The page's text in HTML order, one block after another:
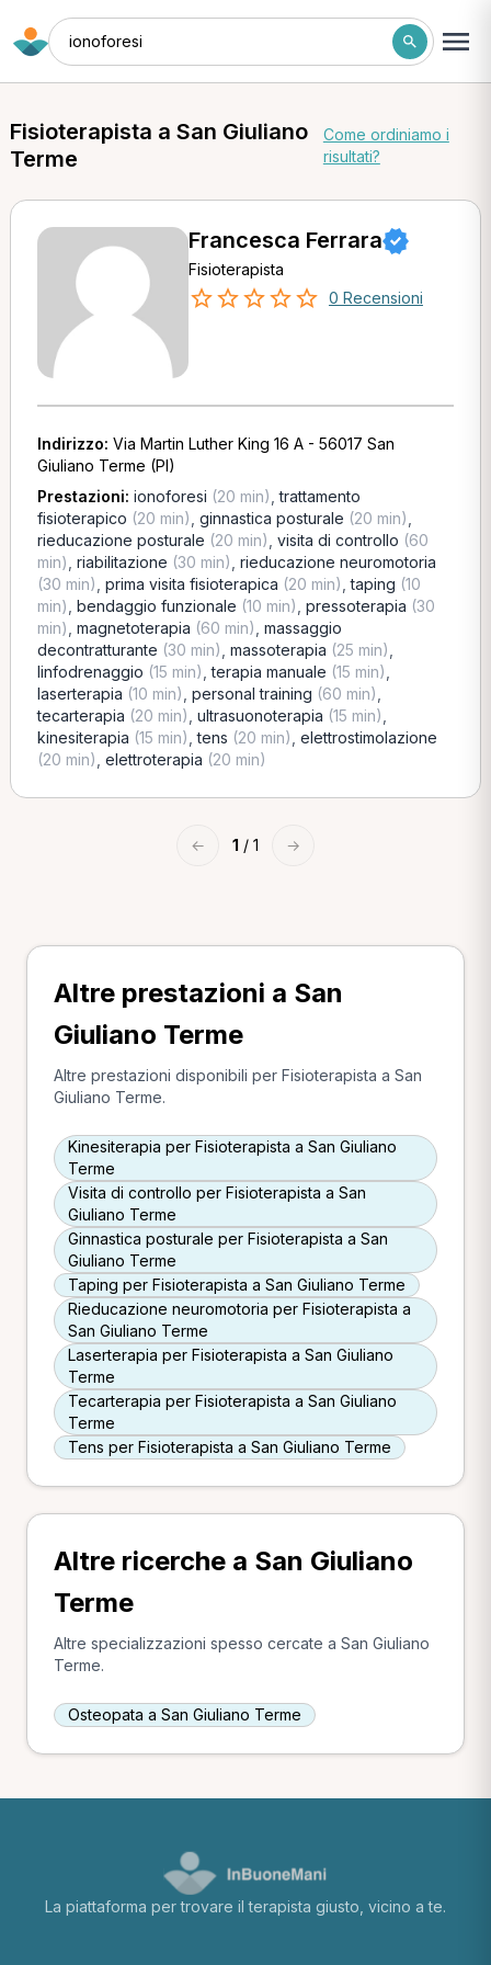
ionoforesi
Fisioterapista a San Giuliano
Terme
Come ordiniamo i
risultati?
Francesca Ferrara
Fisioterapista
0 Recensioni
Indirizzo: Via Martin Luther King 16 A - 56017 San
Giuliano Terme (PI)
Prestazioni: ionoforesi (20 min) ,trattamento
fisioterapico (20 min) ginnastica posturale (20 min)
rieducazione posturale (20 min) visita di controllo (60
min) riabilitazione (30 min) rieducazione neuromotoria
(30 min) prima visita fisioterapica (20 min) ,taping (10
min) bendaggio funzionale (10 min) pressoterapia (30
min) magnetoterapia (60 min) massaggio
decontratturante (30 min) massoterapia (25 min)
linfodrenaggio (15 min) ,terapia manuale (15 min)
laserterapia (10 min) personal training (60 min)
tecarterapia (20 min) ultrasuonoterapia (15 min)
kinesiterapia (15 min) ,tens (20 min) elettrostimolazione
(20 min) elettroterapia (20 min)
← 1 / 1 →
Altre prestazioni a San
Giuliano Terme
Altre prestazioni disponibili per Fisioterapista a San
Giuliano Terme.
Kinesiterapia per Fisioterapista a San Giuliano
Terme
Visita di controllo per Fisioterapista a San
Giuliano Terme
Ginnastica posturale per Fisioterapista a San
Giuliano Terme
Taping per Fisioterapista a San Giuliano Terme
Rieducazione neuromotoria per Fisioterapista a
San Giuliano Terme
Laserterapia per Fisioterapista a San Giuliano
Terme
Tecarterapia per Fisioterapista a San Giuliano
Terme
Tens per Fisioterapista a San Giuliano Terme
Altre ricerche a San Giuliano
Terme
Altre specializzazioni spesso cercate a San Giuliano
Terme.
Osteopata a San Giuliano Terme
La piattaforma per trovare il terapista giusto, vicino a te.